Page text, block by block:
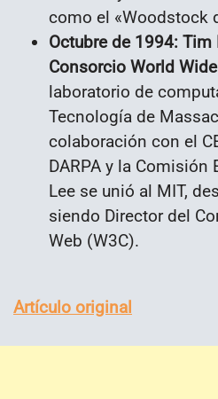
como el «Woodstock
Octubre de 1994: Tim
Consorcio World
laboratorio de
Tecnología de
colaboración con el
DARPA y la Comisión
Lee se unió al MIT,
siendo Director del
Web (W3C).
Artículo original